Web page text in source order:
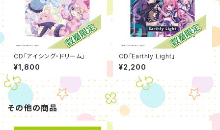
CD「アイシング・ドリーム」
¥1,800
CD「Earthly Light」
¥2,200
その他の商品